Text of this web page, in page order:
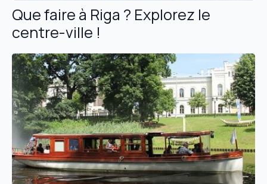
Que faire à Riga ? Explorez le
centre-ville !